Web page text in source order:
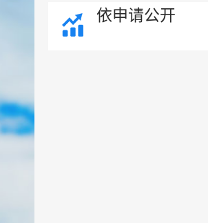
依申请公开